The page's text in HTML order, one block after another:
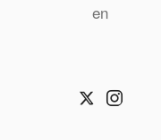
en
Twitter